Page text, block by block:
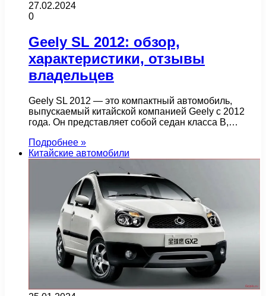
27.02.2024
0
Geely SL 2012: обзор,
характеристики, отзывы
владельцев
Geely SL 2012 — это компактный автомобиль,
выпускаемый китайской компанией Geely с 2012
года. Он представляет собой седан класса B,…
Подробнее »
Китайские автомобили